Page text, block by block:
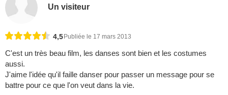
Un visiteur
4,5 Publiée le 17 mars 2013
C'est un très beau film, les danses sont bien et les costumes
aussi.
J'aime l'idée qu'il faille danser pour passer un message pour se
battre pour ce que l'on veut dans la vie.